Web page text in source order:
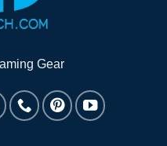
với cộng đồng.
Gear